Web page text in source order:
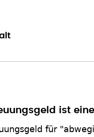
ist
für